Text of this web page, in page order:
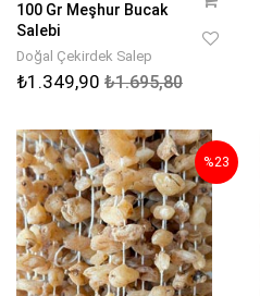
100 Gr Meşhur Bucak
Salebi
Doğal Çekirdek Salep
₺1.349,90 ₺1.695,80
%23